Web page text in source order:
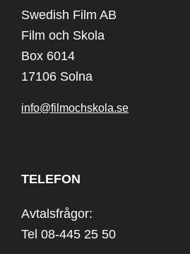
Swedish Film AB
Film och Skola
Box 6014
17106 Solna
info@filmochskola.se
TELEFON
Avtalsfrågor:
Tel 08-445 25 50